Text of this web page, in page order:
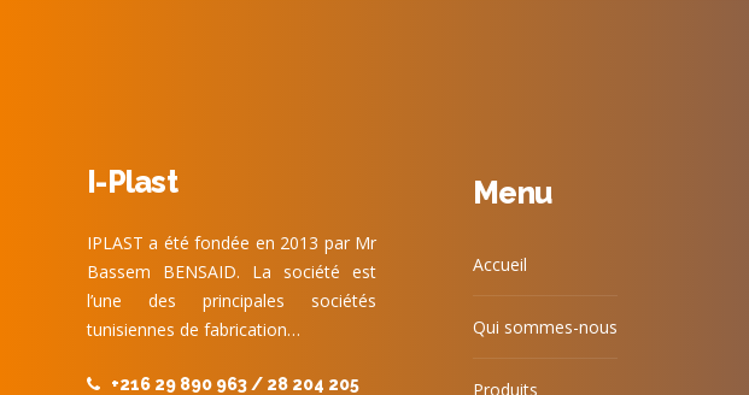
I-Plast
IPLAST a été fondée en 2013 par Mr
Bassem BENSAID. La société est
l’une des principales sociétés
tunisiennes de fabrication…
+216 29 890 963 / 28 204 205
Menu
Accueil
Qui sommes-nous
Produits